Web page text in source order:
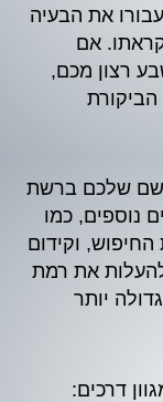
עבורו את הבעיה
אם
רצון מכם,
שלכם ברשת
נוספים, כמו
החיפוש, וקידום
להעלות את רמת
יותר
דרכים: